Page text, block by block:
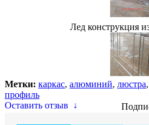
Лед конструкция
Метки: каркас, алюминий, люстра,
профиль
Оставить отзыв ↓